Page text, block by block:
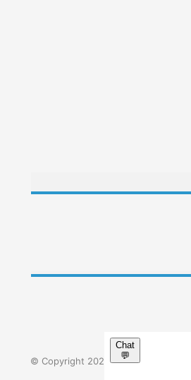
© Copyright 2023 - Minden jog